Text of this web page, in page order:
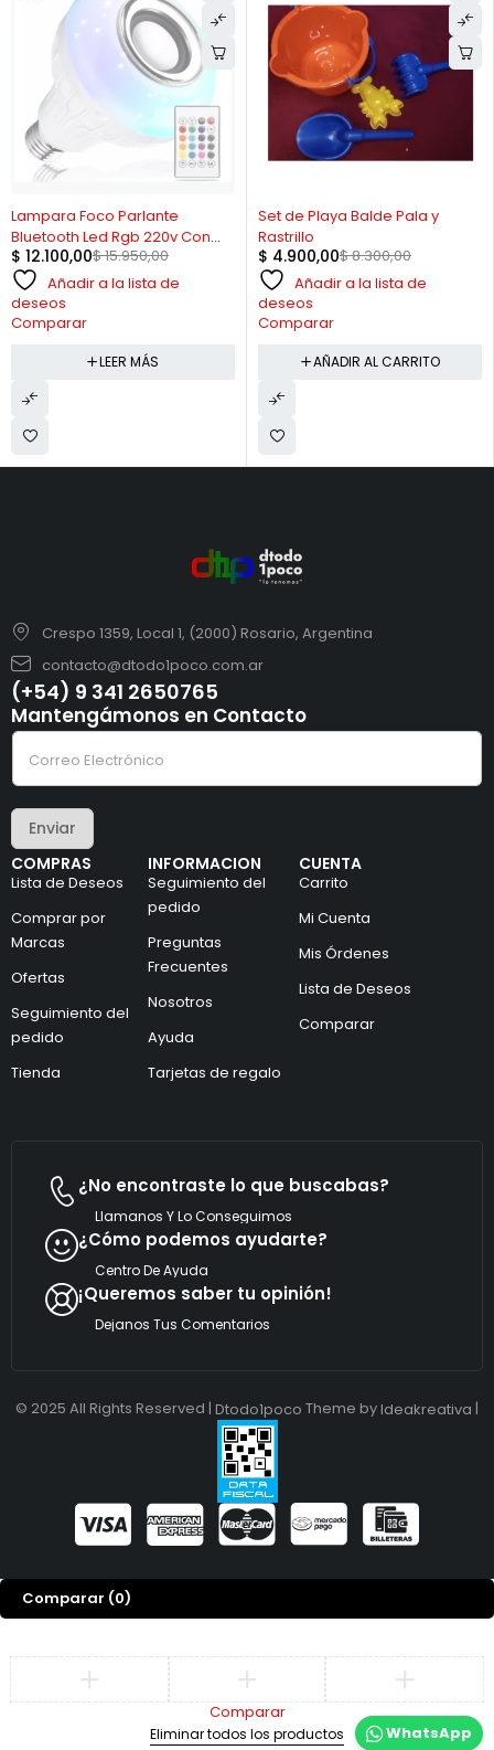
Lampara Foco Parlante
Bluetooth Led Rgb 220v Con
Control
$15.950,00
$ 12.100,00
Añadir a la lista de
deseos
Comparar
LEER MÁS
Set de Playa Balde Pala y
Rastrillo
$8.300,00
$ 4.900,00
Añadir a la lista de
deseos
Comparar
AÑADIR AL CARRITO
Crespo 1359, Local 1, (2000) Rosario, Argentina
contacto@dtodo1poco.com.ar
(+54) 9 341 2650765
COMPRAS
Lista de Deseos
Comprar por
Marcas
Ofertas
Seguimiento del
pedido
Tienda
INFORMACION
Seguimiento del
pedido
Preguntas
Frecuentes
Nosotros
Ayuda
Tarjetas de regalo
CUENTA
Carrito
Mi Cuenta
Mis Órdenes
Lista de Deseos
Comparar
Mantengámonos en Contacto
e
l
c
r
n
i
c
o
C
o
r
e
o
C
r
C
e
e
l
e
t
r
n
c
o
Enviar
¿No encontraste lo que buscabas?
Llamanos Y Lo Conseguimos
¿Cómo podemos ayudarte?
Centro De Ayuda
¡Queremos saber tu opinión!
Dejanos Tus Comentarios
© 2025 All Rights Reserved | Dtodo1poco Theme by Ideakreativa |
WhatsApp
Comparar (0)
Comparar
Eliminar todos los productos